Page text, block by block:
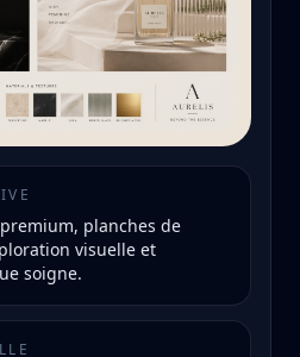
planches de
visuelle et
soigne.